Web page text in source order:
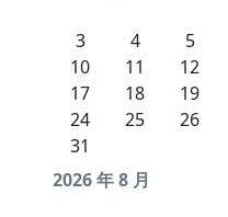
2026 年 8 月
3
4 5
10
11 12
17
18 19
24
25 26
31